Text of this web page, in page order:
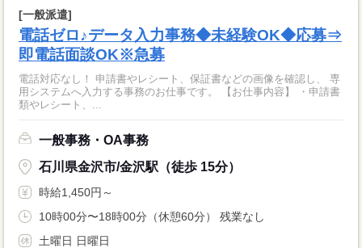
[一般派遣]
電話ゼロ♪データ入力事務◆未経験OK◆応募⇒
即電話面談OK※急募
電話対応なし！ 申請書やレシート、保証書などの画像を確認し、 専
用システムへ入力する事務のお仕事です。 【お仕事内容】 ・申請書
類やレシート、...
一般事務・OA事務
石川県金沢市/金沢駅（徒歩 15分）
時給1,450円～
10時00分〜18時00分（休憩60分） 残業なし
土曜日 日曜日